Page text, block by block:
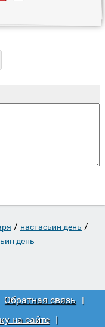
/ настасьин день /
день
Обратная связь |
на сайте
|